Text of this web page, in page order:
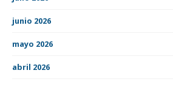
junio 2026
mayo 2026
abril 2026